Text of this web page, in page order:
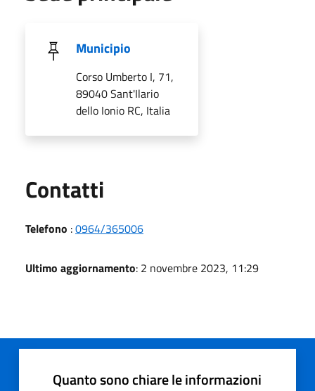
Municipio
Corso Umberto I, 71,
89040 Sant'Ilario
dello Ionio RC, Italia
Contatti
Telefono :0964/365006
Ultimo aggiornamento: 2 novembre 2023, 11:29
Quanto sono chiare le informazioni